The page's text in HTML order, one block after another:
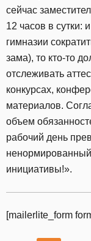
сейчас
12 часов в сутки:
гимназии
зама), то кто-то
отслеживать
конкурсах,
материалов.
объем
рабочий день
инициативы!».
[mailerlite_form